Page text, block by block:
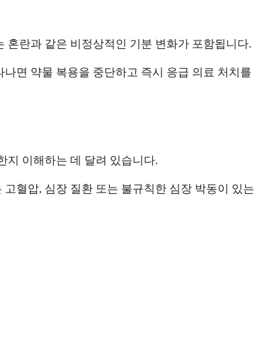
혼란과 같은 비정상적인 기분 변화가 포함됩니다.
면 약물 복용을 중단하고 즉시 응급 의료 처치를
지 이해하는 데 달려 있습니다.
혈압, 심장 질환 또는 불규칙한 심장 박동이 있는